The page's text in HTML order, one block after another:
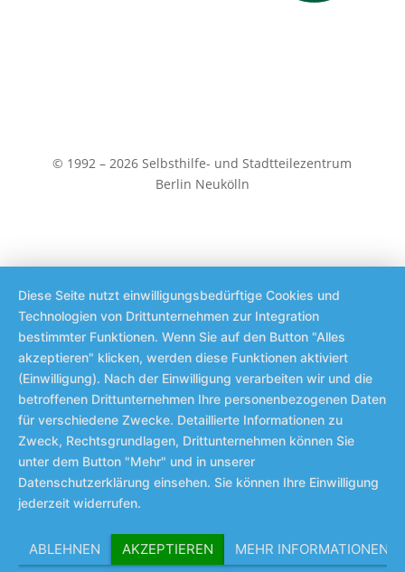
© 1992 – 2026 Selbsthilfe- und Stadtteilezentrum
Berlin Neukölln
Diese Seite nutzt einwilligungsbedürftige Cookies und
Technologien von Drittunternehmen zur Integration
bestimmter Funktionen. Wenn Sie auf den Button "Alles
akzeptieren" klicken, werden diese Funktionen aktiviert
(Einwilligung). Nach der Einwilligung verarbeiten wir und die
betroffenen Drittunternehmen Ihre personenbezogenen Daten
für verschiedene Zwecke. Detaillierte Informationen zu
Zweck, Rechtsgrundlagen, Drittunternehmen können Sie
unter dem Button "Mehr" und in unserer
Datenschutzerklärung einsehen. Sie können Ihre Einwilligung
jederzeit widerrufen.
ABLEHNEN AKZEPTIEREN MEHR INFORMATIONEN